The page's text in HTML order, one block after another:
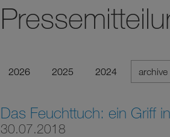
2026 2025 2024 archive
Das Feuchttuch: ein Griff
30.07.2018